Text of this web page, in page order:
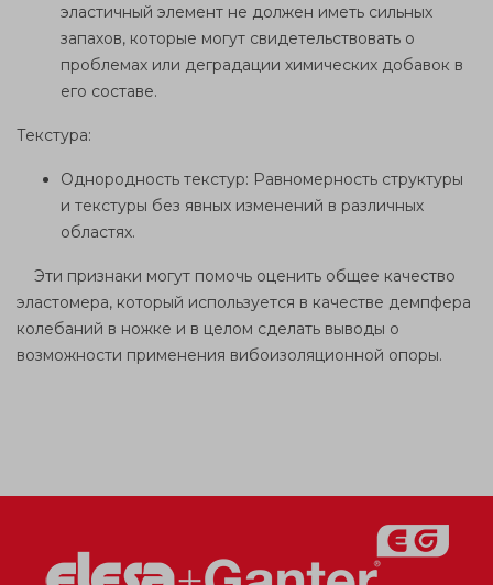
эластичный элемент не должен иметь сильных
запахов, которые могут свидетельствовать о
проблемах или деградации химических добавок в
его составе.
Текстура:
Однородность текстур: Равномерность структуры
и текстуры без явных изменений в различных
областях.
Эти признаки могут помочь оценить общее качество
эластомера, который используется в качестве демпфера
колебаний в ножке и в целом сделать выводы о
возможности применения вибоизоляционной опоры.